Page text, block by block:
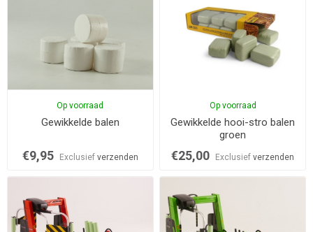
Op voorraad
Gewikkelde balen
€9,95 Exclusief verzenden
Op voorraad
Gewikkelde hooi-stro balen
groen
€25,00 Exclusiefverzenden